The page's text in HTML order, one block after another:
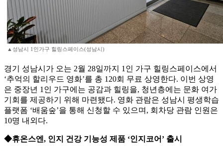
▲성남시 1인가구 힐링스페이스(성남시)
경기 성남시가 오는 2월 28일까지 1인 가구 힐링스페이스에서
‘추억의 할리우드 영화’를 총 120회 무료 상영한다. 이번 상영
은 중장년 1인 가구에는 공감과 힐링을, 청년층에는 문화 여가
기회를 제공하기 위해 마련됐다. 영화 관람은 성남시 평생학습
플랫폼 ‘배움숲’을 통해 신청할 수 있으며, 회차당 관람 인원은
10명 내외다.
◆휴온스엔, 인지 건강 기능성 제품 ‘인지코어’ 출시